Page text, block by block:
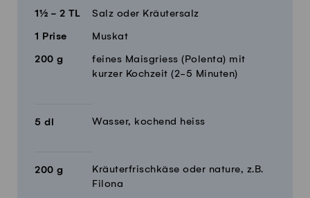
1½ - 2 TL Salz oder Kräutersalz
1 Prise Muskat
200 g
feines Maisgriess (Polenta) mit
kurzer Kochzeit (2-5 Minuten)
5 dl Wasser, kochend heiss
200 g
Kräuterfrischkäse oder nature, z.B.
Filona